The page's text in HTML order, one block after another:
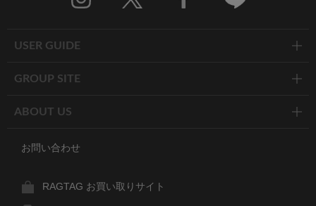
USER GUIDE
GROUP SITE
ABOUT US
お問い合わせ
RAGTAG お買い取りサイト